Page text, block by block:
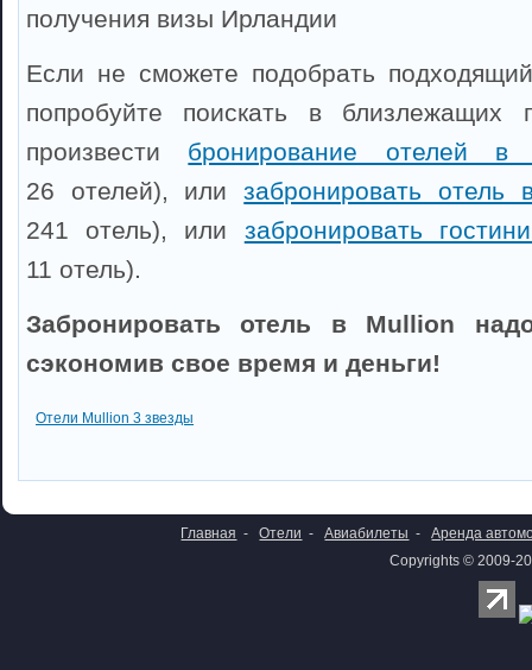
получения визы Ирландии
Если не сможете подобрать
попробуйте поискать в близлежащих
произвести бронирование отелей в
26 отелей), илизабронировать отель
241 отель), или забронировать
11 отель).
Забронировать отель в Mullion
сэкономив свое время и деньги!
Отели Mullion 3 звезды
Главная - Отели - Авиабилеты -
Аренда
Copyrights © 2009-